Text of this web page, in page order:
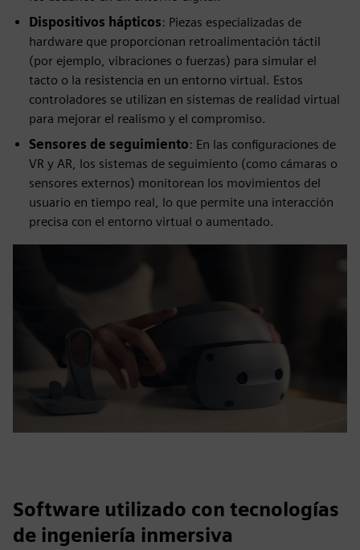
Dispositivos hápticos: Piezas especializadas de
hardware que proporcionan retroalimentación táctil
(por ejemplo, vibraciones o fuerzas) para simular el
tacto o la resistencia en un entorno virtual. Estos
controladores se utilizan en sistemas de realidad virtual
para mejorar el realismo y el compromiso.
Sensores de seguimiento: En las configuraciones de
VR y AR, los sistemas de seguimiento (como cámaras o
sensores externos) monitorean los movimientos del
usuario en tiempo real, lo que permite una interacción
precisa con el entorno virtual o aumentado.
Software utilizado con tecnologías
de ingeniería inmersiva